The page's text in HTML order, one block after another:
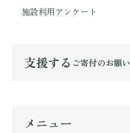
施設利用アンケート
支援する ご寄付のお願い
メニュー